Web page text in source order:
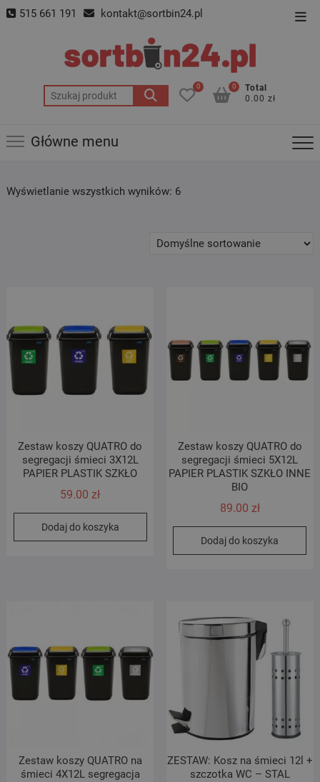
Skip 515 661 191 kontakt@sortbin24.pl
Szukaj:
0
Total
0.00 zł
0
Główne menu
Wyświetlanie wszystkich wyników: 6
Zestaw koszy QUATRO do
segregacji śmieci 3X12L
PAPIER PLASTIK SZKŁO
59.00zł
Dodaj do koszyka
Zestaw koszy QUATRO do
segregacji śmieci 5X12L
PAPIER PLASTIK SZKŁO INNE
BIO
89.00 zł
Dodaj do koszyka
Zestaw koszy QUATRO na
śmieci 4X12L segregacja
ZESTAW: Kosz na śmieci 12l +
szczotka WC – STAL